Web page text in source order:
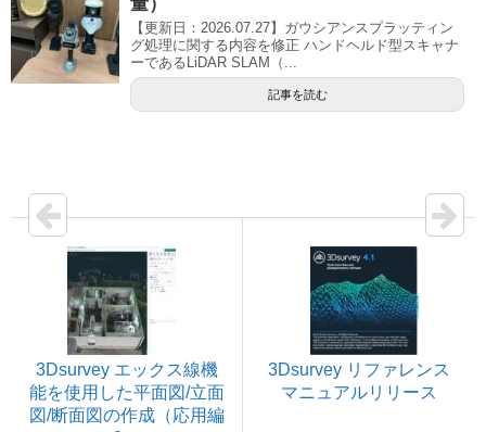
【更新日：2026.07.27】ガウシアンスプラッティン
グ処理に関する内容を修正 ハンドヘルド型スキャナ
ーであるLiDAR SLAM（...
記事を読む
3Dsurvey エックス線機
能を使用した平面図/立面
図/断面図の作成（応用編
3Dsurvey リファレンス
マニュアルリリース